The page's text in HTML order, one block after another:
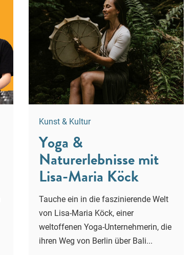
Kunst & Kultur
Yoga &
Naturerlebnisse mit
Lisa-Maria Köck
Tauche ein in die faszinierende Welt
von Lisa-Maria Köck, einer
weltoffenen Yoga-Unternehmerin, die
ihren Weg von Berlin über Bali...